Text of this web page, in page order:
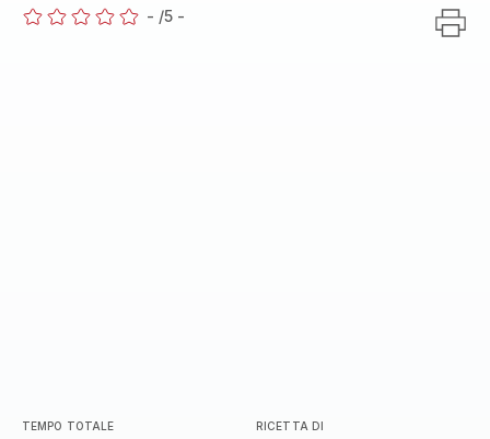
- /5 -
TEMPO TOTALE RICETTA DI